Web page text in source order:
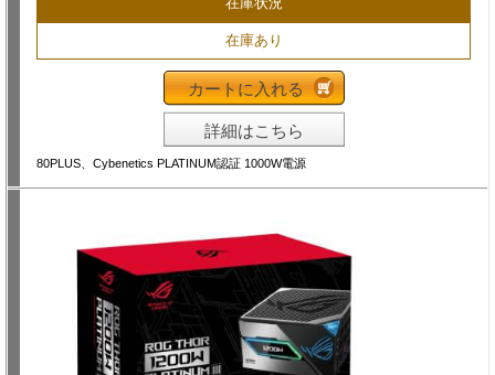
在庫あり
カートに入れる
詳細はこちら
80PLUS、Cybenetics PLATINUM認証 1000W電源